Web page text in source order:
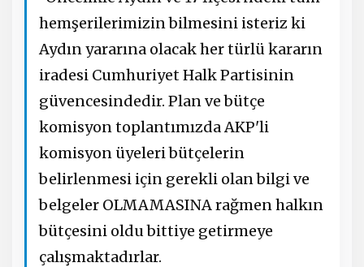
hemşerilerimizin bilmesini isteriz ki
Aydın yararına olacak her türlü kararın
iradesi Cumhuriyet Halk Partisinin
güvencesindedir. Plan ve bütçe
komisyon toplantımızda AKP'li
komisyon üyeleri bütçelerin
belirlenmesi için gerekli olan bilgi ve
belgeler OLMAMASINA rağmen halkın
bütçesini oldu bittiye getirmeye
çalışmaktadırlar.